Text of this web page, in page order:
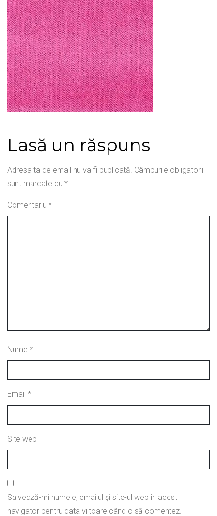
Lasă un răspuns
Adresa ta de email nu va fi publicată. Câmpurile obligatorii
sunt marcate cu *
Comentariu *
Nume *
Email *
Site web
Salvează-mi numele, emailul și site-ul web în acest
navigator pentru data viitoare când o să comentez.